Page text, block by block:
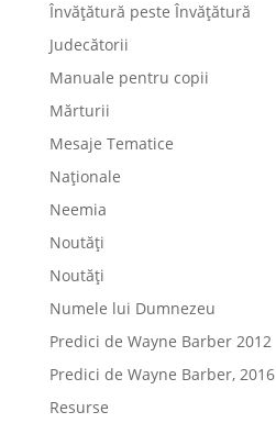
Învățătură peste Învățătură
Judecătorii
Manuale pentru copii
Mărturii
Mesaje Tematice
Naționale
Neemia
Noutăți
Noutăți
Numele lui Dumnezeu
Predici de Wayne Barber 2012
Predici de Wayne Barber, 2016
Resurse